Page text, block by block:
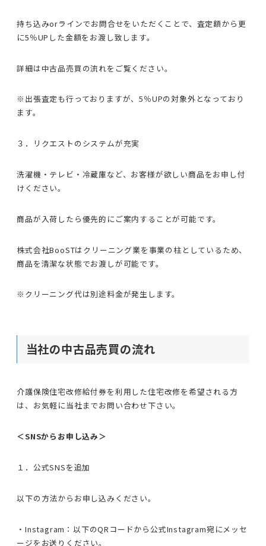
持ち込みorラインでお問合せをいただくことで、査定額から更
に5％UPした金額をお渡し致します。
詳細は中古品売買の流れをご覧ください。
※出張査定も行っておりますが、5％UPの対象外となっており
ます。
３．リクエストのシステムが充実
洗濯機・テレビ・冷蔵庫など、お客様が欲しい商品をお申し付
けください。
商品が入荷したら優先的にご案内することが可能です。
株式会社BooSTはクリーニング業を事業の柱としているため、
商品を清潔な状態でお渡しが可能です。
※クリーニング代は別途料金が発生します。
当社の中古品売買の流れ
介護保険住宅改修給付券を利用した住宅改修を希望される方
は、お気軽に当社までお問い合わせ下さい。
＜SNSからお申し込み＞
１．公式SNSを追加
以下の方法からお申し込みください。
・Instagram：以下のQRコードから公式Instagram宛にメッセ
ージをお送りください。